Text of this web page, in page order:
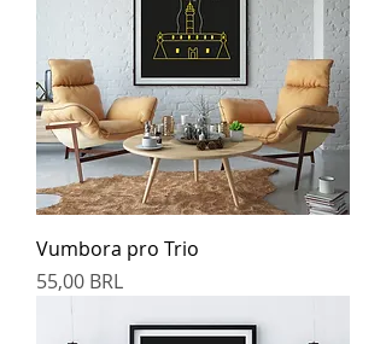
Vumbora pro Trio
Prezzo
55,00 BRL